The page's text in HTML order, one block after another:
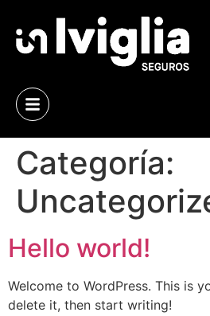
Categoría:
Hello world!
Welcome to WordPress. This is
delete it, then start writing!